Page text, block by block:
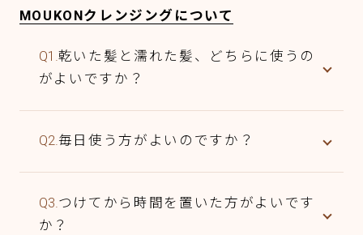
MOUKONクレンジングについて
Q1.乾いた髪と濡れた髪、どちらに使うの
がよいですか？
Q2.毎日使う方がよいのですか？
Q3.つけてから時間を置いた方がよいです
か？